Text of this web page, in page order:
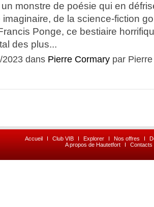
monstre de poésie qui en
de la science-fiction
Ponge, ce bestiaire
des plus...
2023 dans Pierre Cormary par
Accueil I Club VIB I Explorer I Nos offres I
A propos de Hautetfort
I Contacts